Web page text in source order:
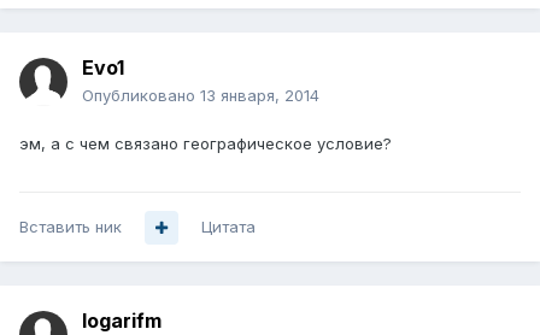
Evo1
Опубликовано 13 января, 2014
эм, а с чем связано географическое условие?
Вставить ник Цитата
logarifm